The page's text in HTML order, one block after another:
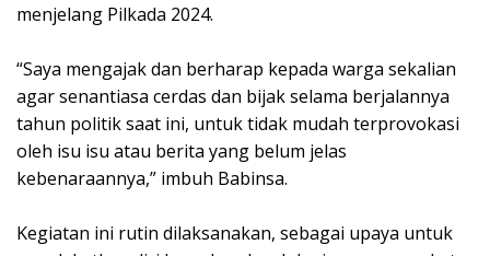
menjelang Pilkada 2024.
“Saya mengajak dan berharap kepada warga sekalian
agar senantiasa cerdas dan bijak selama berjalannya
tahun politik saat ini, untuk tidak mudah terprovokasi
oleh isu isu atau berita yang belum jelas
kebenaraannya,” imbuh Babinsa.
Kegiatan ini rutin dilaksanakan, sebagai upaya untuk